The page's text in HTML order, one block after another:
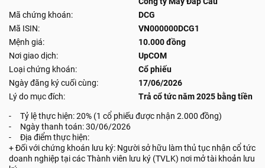
Mã chứng khoán:
DCG
Mã ISIN:
VN000000DCG1
Mệnh giá:
10.000 đồng
Nơi giao dịch:
UpCOM
Loại chứng khoán:
Cổ phiếu
Ngày đăng ký cuối cùng:
17/06/2026
Lý do mục đích:
Trả cổ tức năm 2025 bằng tiền
- Tỷ lệ thực hiện: 20% (1 cổ phiếu được nhận 2.000 đồng)
- Ngày thanh toán: 30/06/2026
- Địa điểm thực hiện:
+ Đối với chứng khoán lưu ký: Người sở hữu làm thủ tục nhận cổ tức
doanh nghiệp tại các Thành viên lưu ký (TVLK) nơi mở tài khoản lưu